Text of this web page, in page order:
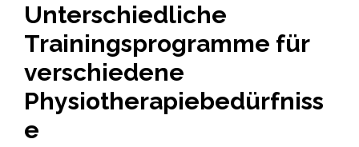
Unterschiedliche
Trainingsprogramme für
verschiedene
Physiotherapiebedürfniss
e